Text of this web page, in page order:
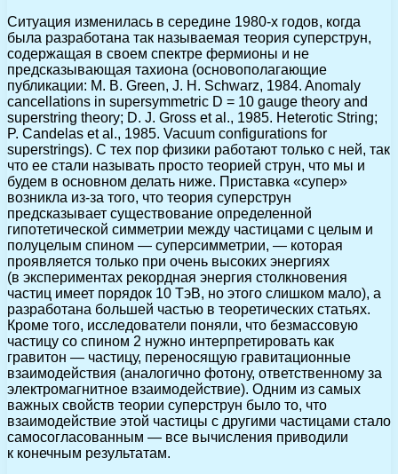
Ситуация изменилась в середине 1980-х годов, когда
была разработана так называемая теория суперструн,
содержащая в своем спектре фермионы и не
предсказывающая тахиона (основополагающие
публикации: M. B. Green, J. H. Schwarz, 1984. Anomaly
cancellations in supersymmetric D = 10 gauge theory and
superstring theory; D. J. Gross et al., 1985. Heterotic String;
P. Candelas et al., 1985. Vacuum configurations for
superstrings). С тех пор физики работают только с ней, так
что ее стали называть просто теорией струн, что мы и
будем в основном делать ниже. Приставка «супер»
возникла из-за того, что теория суперструн
предсказывает существование определенной
гипотетической симметрии между частицами с целым и
полуцелым спином — суперсимметрии, — которая
проявляется только при очень высоких энергиях
(в экспериментах рекордная энергия столкновения
частиц имеет порядок 10 ТэВ, но этого слишком мало), а
разработана большей частью в теоретических статьях.
Кроме того, исследователи поняли, что безмассовую
частицу со спином 2 нужно интерпретировать как
гравитон — частицу, переносящую гравитационные
взаимодействия (аналогично фотону, ответственному за
электромагнитное взаимодействие). Одним из самых
важных свойств теории суперструн было то, что
взаимодействие этой частицы с другими частицами стало
самосогласованным — все вычисления приводили
к конечным результатам.